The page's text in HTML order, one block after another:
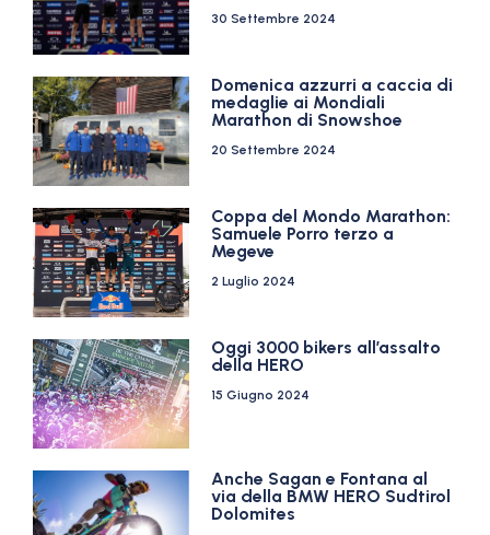
30 Settembre 2024
Domenica azzurri a caccia di
medaglie ai Mondiali
Marathon di Snowshoe
20 Settembre 2024
Coppa del Mondo Marathon:
Samuele Porro terzo a
Megeve
2 Luglio 2024
Oggi 3000 bikers all’assalto
della HERO
15 Giugno 2024
Anche Sagan e Fontana al
via della BMW HERO Sudtirol
Dolomites